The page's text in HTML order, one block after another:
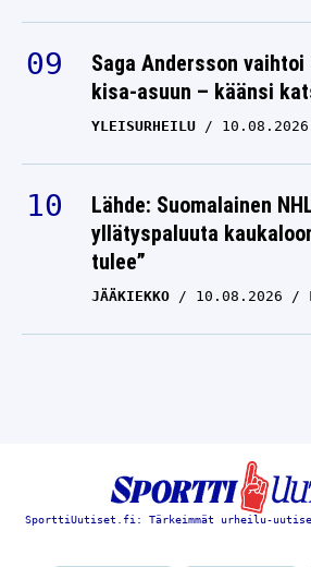
Saga Andersson vaihtoi
kisa-asuun – käänsi
YLEISURHEILU 10.08.2026
Lähde: Suomalainen
yllätyspaluuta
tulee”
JÄÄKIEKKO 10.08.2026
SporttiUutiset.fi: Tärkeimmät urheilu-